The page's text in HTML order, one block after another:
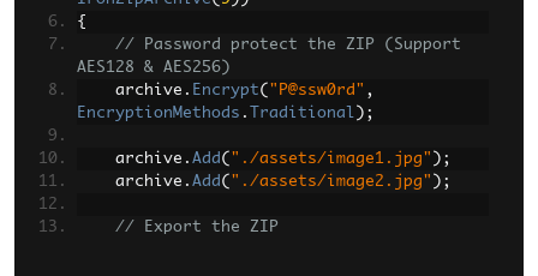
{
// Password protect the ZIP (Support
AES128 & AES256)
    archive
. Encrypt( "P@ssw0rd" ,
EncryptionMethods . Traditional );
    archive
. Add ( "./assets/image1.jpg" );
    archive
. Add ( "./assets/image2.jpg" );
// Export the ZIP